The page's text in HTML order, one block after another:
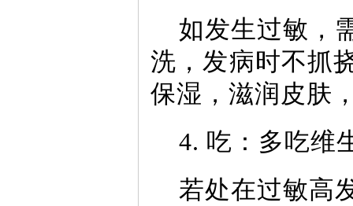
如发生过敏，
洗，发病时不抓
保湿，滋润皮肤
4. 吃：多吃维
若处在过敏高